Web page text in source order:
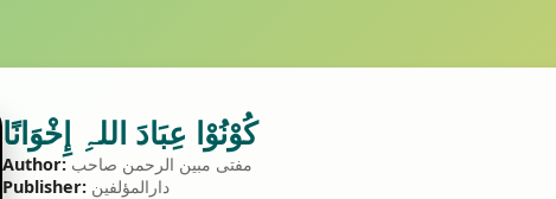
كُوْنُوْا عِبَادَ اللہِ إِخْوَانًا
Author: مفتی مبین الرحمن‌ صاحب
Publisher: دارالمؤلفین